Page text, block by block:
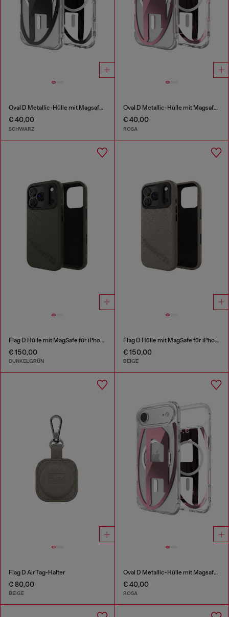
Oval D Metallic-Hülle mit Magsafe für iPhone 17
€ 40,00
SCHWARZ
Oval D Metallic-Hülle mit Magsafe für iPhone 17
€ 40,00
ROSA
Flag D Hülle mit MagSafe für iPhone 17 Pro
€ 150,00
DUNKELGRÜN
Flag D Hülle mit MagSafe für iPhone 17 Pro
€ 150,00
BEIGE
Flag D AirTag-Halter
€ 80,00
BEIGE
Oval D Metallic-Hülle mit Magsafe für iPhone 17 Air
€ 40,00
ROSA